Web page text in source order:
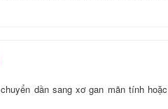
dần sang xơ gan mãn tính hoặc